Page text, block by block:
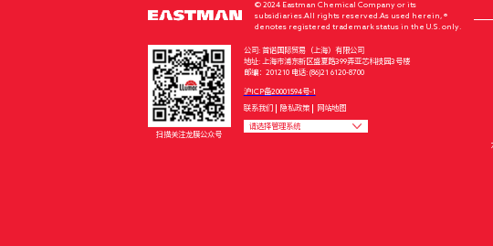
© 2024 Eastman Chemical Company or its
subsidiaries.All rights reserved.As used herein, ®
denotes registered trademark status in the U.S. only.
扫描关注龙膜公众号
公司: 首诺国际贸易（上海）有限公司
地址: 上海市浦东新区盛夏路399弄亚芯科技园3号楼
邮编：201210 电话: (86)21 6120-8700
沪ICP备20001594号-1
联系我们 隐私政策 网站地图
请选择管理系统
龙膜电子质保管理系统